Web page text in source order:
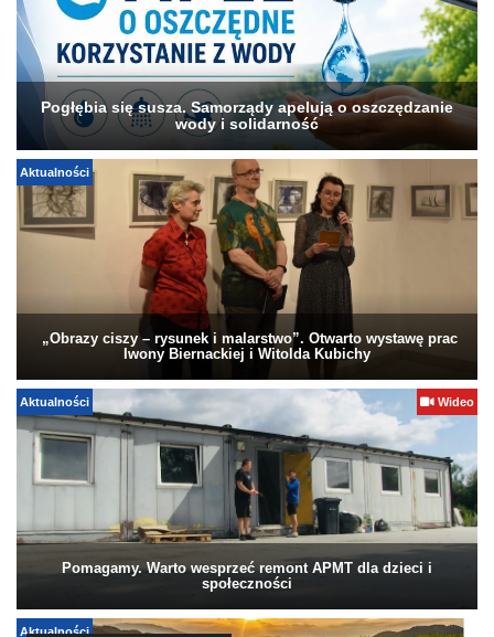
Pogłębia się susza. Samorządy apelują o oszczędzanie
wody i solidarność
Aktualności
„Obrazy ciszy – rysunek i malarstwo”. Otwarto wystawę prac
Iwony Biernackiej i Witolda Kubichy
Aktualności Wideo
Pomagamy. Warto wesprzeć remont APMT dla dzieci i
społeczności
Aktualności